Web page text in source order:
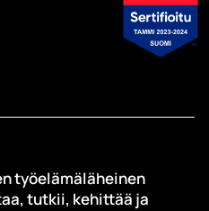
työelämäläheinen
tutkii, kehittää ja